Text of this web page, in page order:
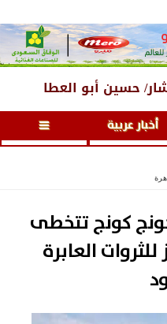
حسين أبو العطا
أخبار عربية
كونج تتخطى
العابرة